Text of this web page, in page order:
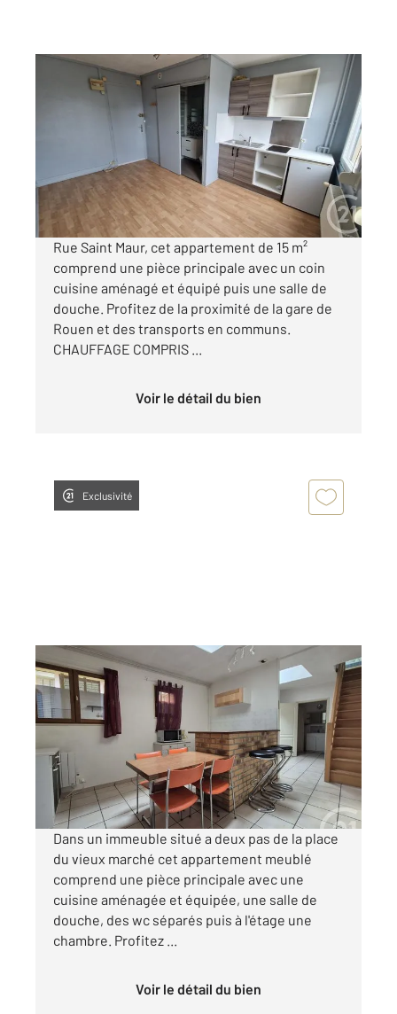
ROUEN 76
14,51 m2, 1 pièce
Ref : 8149
Appartement F1 à louer
370 €
par mois charges comprises
Rue Saint Maur, cet appartement de 15 m²
comprend une pièce principale avec un coin
cuisine aménagé et équipé puis une salle de
douche. Profitez de la proximité de la gare de
Rouen et des transports en communs.
CHAUFFAGE COMPRIS ...
Voir le détail du bien
Exclusivité
ROUEN 76
34,42 m2
, 2 pièces
Ref : 7963
Appartement F2 à louer
576 €
par mois charges comprises
Dans un immeuble situé a deux pas de la place
du vieux marché cet appartement meublé
comprend une pièce principale avec une
cuisine aménagée et équipée, une salle de
douche, des wc séparés puis à l'étage une
chambre. Profitez ...
Voir le détail du bien